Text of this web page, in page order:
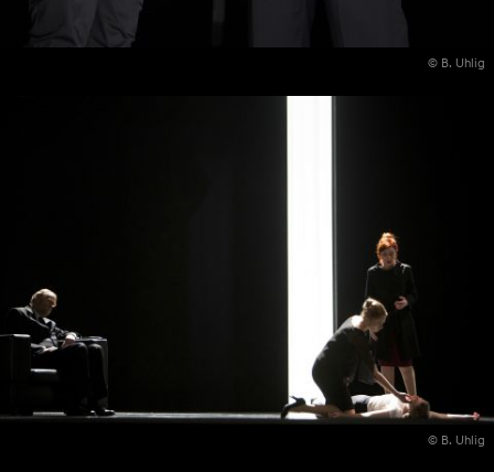
© B. Uhlig
© B. Uhlig